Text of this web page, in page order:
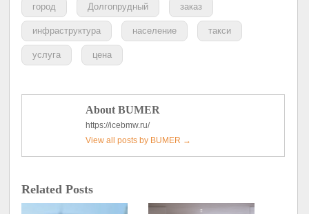
город Долгопрудный заказ
инфраструктура население такси
услуга цена
About BUMER
https://icebmw.ru/
View all posts by BUMER →
Related Posts